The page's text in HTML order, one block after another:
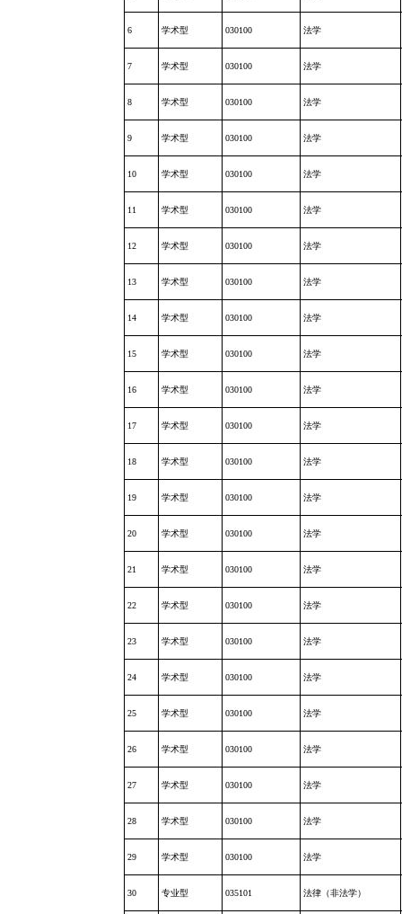
6 学术型 030100 法学
7 学术型 030100 法学
8 学术型 030100 法学
9 学术型 030100 法学
10 学术型 030100 法学
11 学术型 030100 法学
12 学术型 030100 法学
13 学术型 030100 法学
14 学术型 030100 法学
15 学术型 030100 法学
16 学术型 030100 法学
17 学术型 030100 法学
18 学术型 030100 法学
19 学术型 030100 法学
20 学术型 030100 法学
21 学术型 030100 法学
22 学术型 030100 法学
23 学术型 030100 法学
24 学术型 030100 法学
25 学术型 030100 法学
26 学术型 030100 法学
27 学术型 030100 法学
28 学术型 030100 法学
29 学术型 030100 法学
30 专业型 035101 法律（非法学）